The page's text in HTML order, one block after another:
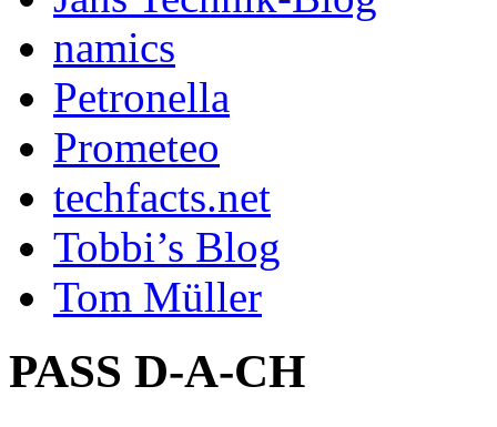
namics
Petronella
Prometeo
techfacts.net
Tobbi’s Blog
Tom Müller
PASS D-A-CH